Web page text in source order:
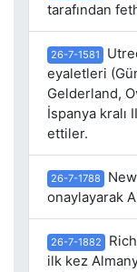
tarafından
26-7-1581
eyaletleri
Gelderland,
İspanya kralı
ettiler.
26-7-1788
onaylayarak
26-7-1882
ilk kez